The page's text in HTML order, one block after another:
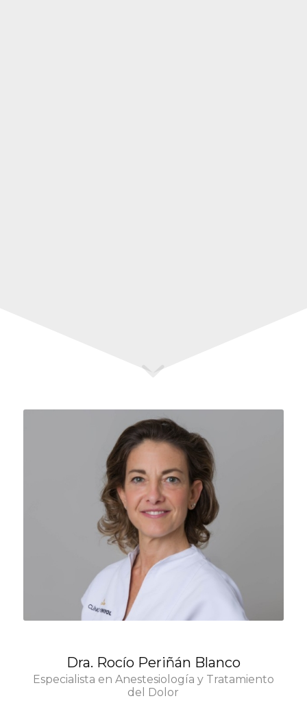
Dra. Rocío Periñán Blanco
Especialista en Anestesiología y Tratamiento
del Dolor